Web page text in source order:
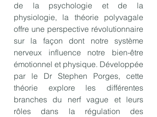
de la psychologie et de la
physiologie, la théorie polyvagale
offre une perspective révolutionnaire
sur la façon dont notre système
nerveux influence notre bien-être
émotionnel et physique. Développée
par le Dr Stephen Porges, cette
théorie explore les différentes
branches du nerf vague et leurs
rôles dans la régulation des